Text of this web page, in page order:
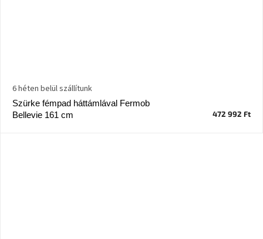
Szürke fémpad háttámlával Fermob
Bellevie 161 cm
6 héten belül szállítunk
472 992 Ft